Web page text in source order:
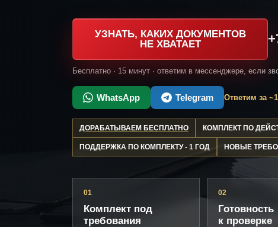
УЗНАТЬ, КАКИХ ДОКУМЕНТОВ
НЕ ХВАТАЕТ
Бесплатно · 15 минут · ответим в мессенджере, если
WhatsApp Telegram Ответим за
ДОРАБАТЫВАЕМ БЕСПЛАТНО КОМПЛЕКТ ПО
ПОДДЕРЖКА ПО КОМПЛЕКТУ - 1 ГОД НОВЫЕ
01
Комплект под
требования
02
Готовность
к проверке